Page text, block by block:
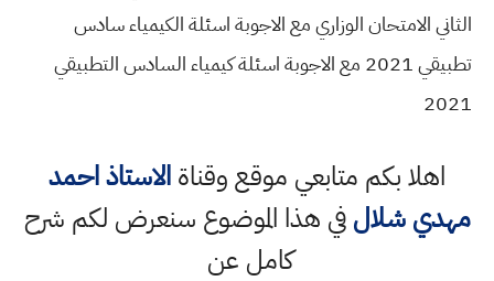
الثاني الامتحان الوزاري مع الاجوبة اسئلة الكيمياء سادس
تطبيقي 2021 مع الاجوبة اسئلة كيمياء السادس التطبيقي
2021
اهلا بكم متابعي موقع وقناةالاستاذ احمد
مهدي شلالفي هذا الموضوع سنعرض لكم شرح
كامل عن